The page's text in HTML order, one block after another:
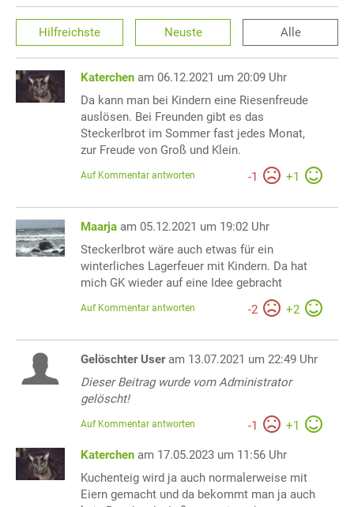
Hilfreichste Neuste Alle
Katerchen am 06.12.2021 um 20:09 Uhr
Da kann man bei Kindern eine Riesenfreude
auslösen. Bei Freunden gibt es das
Steckerlbrot im Sommer fast jedes Monat,
zur Freude von Groß und Klein.
-1 +1
Auf Kommentar antworten
Maarja am 05.12.2021 um 19:02 Uhr
Steckerlbrot wäre auch etwas für ein
winterliches Lagerfeuer mit Kindern. Da hat
mich GK wieder auf eine Idee gebracht
-2 +2
Auf Kommentar antworten
Gelöschter User am 13.07.2021 um 22:49 Uhr
Dieser Beitrag wurde vom Administrator
gelöscht!
-1 +1
Auf Kommentar antworten
Katerchen am 17.05.2023 um 11:56 Uhr
Kuchenteig wird ja auch normalerweise mit
Eiern gemacht und da bekommt man ja auch